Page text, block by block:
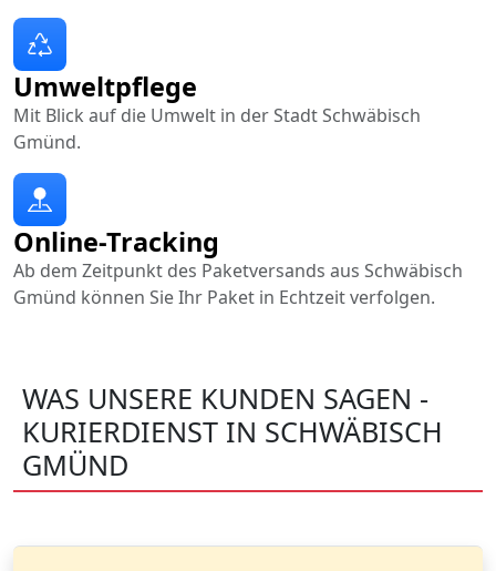
Online-Tracking
Ab dem Zeitpunkt des Paketversands aus Schwäbisch
Gmünd können Sie Ihr Paket in Echtzeit verfolgen.
Umweltpflege
Mit Blick auf die Umwelt in der Stadt Schwäbisch
Gmünd.
WAS UNSERE KUNDEN SAGEN -
KURIERDIENST IN SCHWÄBISCH
GMÜND